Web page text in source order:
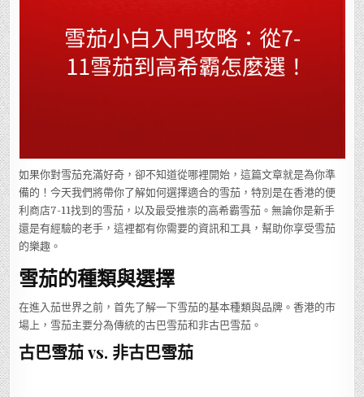
雪
茄
到
高
希
如果你對雪茄充滿好奇，卻不知道從哪裡開始，這篇文章就是為你準
備的！今天我們將帶你了解如何選擇適合的雪茄，特別是在香港的便
利商店7-11找到的雪茄，以及最受推崇的高希霸雪茄。無論你是新手
還是有經驗的老手，這裡都有你需要的資訊和工具，幫助你享受雪茄
的樂趣。
雪茄的種類與選擇
在進入茄世界之前，首先了解一下雪茄的基本種類與品牌。香港的市
場上，雪茄主要分為傳統的古巴雪茄和非古巴雪茄。
古巴雪茄 vs. 非古巴雪茄